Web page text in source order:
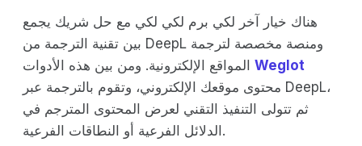
هناك خيار آخر لكي برم لكي لكي مع حل شريك يجمع
بين تقنية الترجمة من DeepL ومنصة مخصصة لترجمة
Weglot
محتوى موقعك الإلكتروني، وتقوم بالترجمة عبر DeepL،
ثم تتولى التنفيذ التقني لعرض المحتوى المترجم في
الدلائل الفرعية أو النطاقات الفرعية.